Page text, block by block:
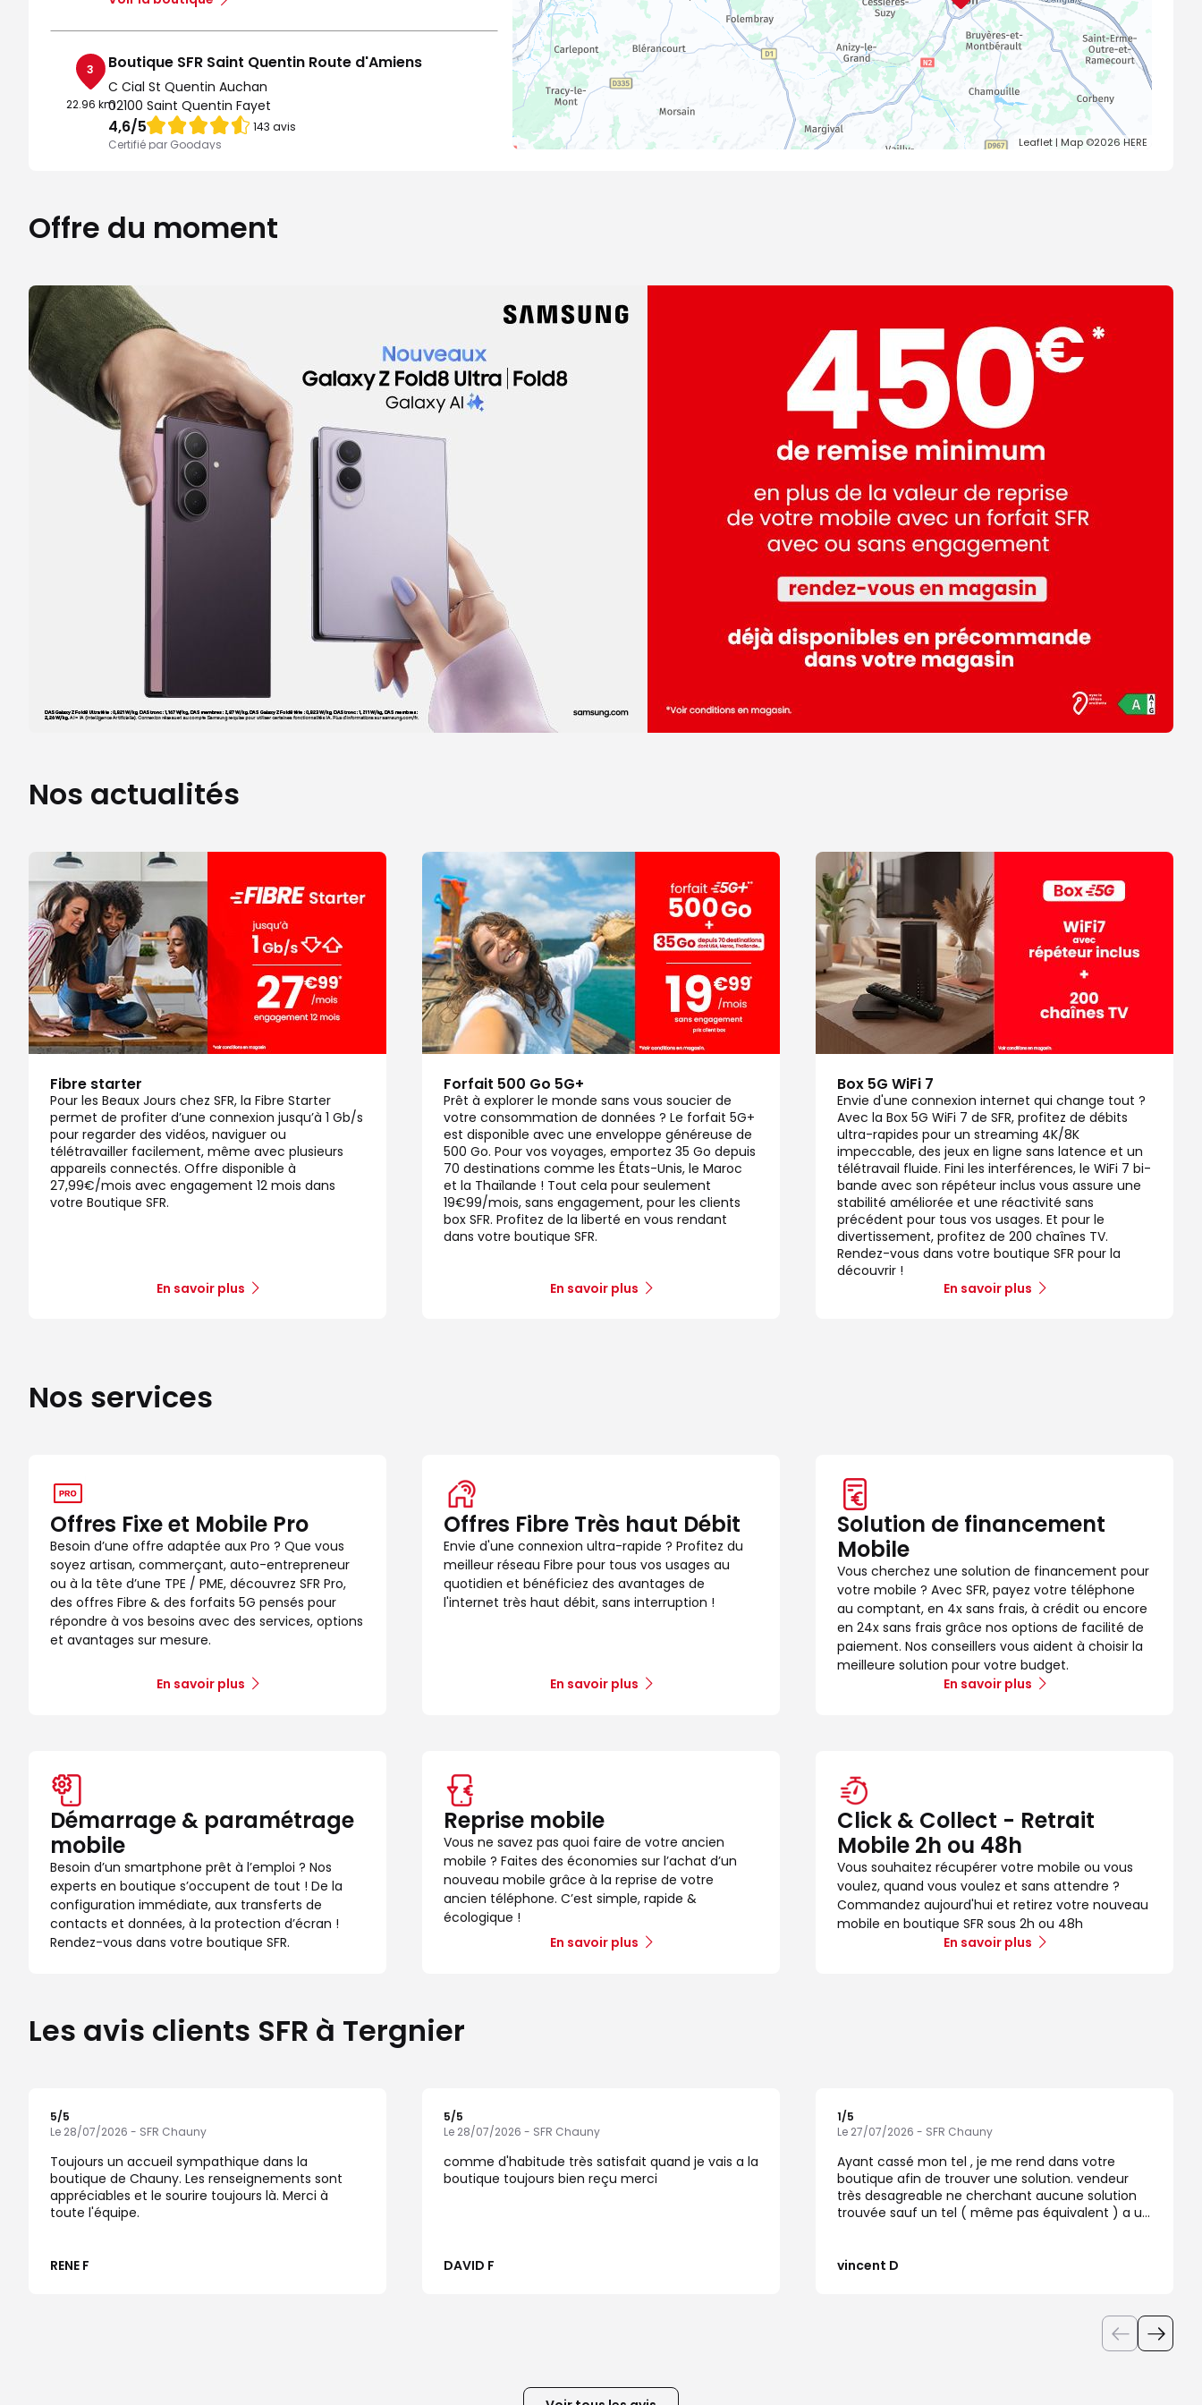
3
22.96 km
Boutique SFR Saint Quentin Route d'Amiens
C Cial St Quentin Auchan
02100 Saint Quentin Fayet
4,6/5Note de 4.6 sur 5
143 avis
Certifié par Goodays
Voir la boutique
4
25.94 km
Boutique SFR Laon
C Cial Carrefour
02000 Laon
4,7 Note de 4.7 sur 5
Certifié par Goodays
Ouvert de 09:30 - 19:30
Itinéraire
Prendre rendez-vous
Voir la boutique
Leaflet| Map ©2026 HERE
Offre du moment
Nos actualités
Fibre starter
Pour les Beaux Jours chez SFR, la Fibre Starter
permet de profiter d’une connexion jusqu’à 1 Gb/s
pour regarder des vidéos, naviguer ou
télétravailler facilement, même avec plusieurs
appareils connectés. Offre disponible à
27,99€/mois avec engagement 12 mois dans
votre Boutique SFR.
En savoir plus
Forfait 500 Go 5G+
Prêt à explorer le monde sans vous soucier de
votre consommation de données ? Le forfait 5G+
est disponible avec une enveloppe généreuse de
500 Go. Pour vos voyages, emportez 35 Go depuis
70 destinations comme les États-Unis, le Maroc
et la Thaïlande ! Tout cela pour seulement
19€99/mois, sans engagement, pour les clients
box SFR. Profitez de la liberté en vous rendant
dans votre boutique SFR.
En savoir plus
Box 5G WiFi 7
Envie d'une connexion internet qui change tout ?
Avec la Box 5G WiFi 7 de SFR, profitez de débits
ultra-rapides pour un streaming 4K/8K
impeccable, des jeux en ligne sans latence et un
télétravail fluide. Fini les interférences, le WiFi 7 bi-
bande avec son répéteur inclus vous assure une
stabilité améliorée et une réactivité sans
précédent pour tous vos usages. Et pour le
divertissement, profitez de 200 chaînes TV.
Rendez-vous dans votre boutique SFR pour la
découvrir !
En savoir plus
Nos services
Offres Fixe et Mobile Pro
Besoin d’une offre adaptée aux Pro ? Que vous
soyez artisan, commerçant, auto-entrepreneur
ou à la tête d’une TPE / PME, découvrez SFR Pro,
des offres Fibre & des forfaits 5G pensés pour
répondre à vos besoins avec des services, options
et avantages sur mesure.
En savoir plus
Offres Fibre Très haut Débit
Envie d'une connexion ultra-rapide ? Profitez du
meilleur réseau Fibre pour tous vos usages au
quotidien et bénéficiez des avantages de
l'internet très haut débit, sans interruption !
En savoir plus
Solution de financement
Mobile
Vous cherchez une solution de financement pour
votre mobile ? Avec SFR, payez votre téléphone
au comptant, en 4x sans frais, à crédit ou encore
en 24x sans frais grâce nos options de facilité de
paiement. Nos conseillers vous aident à choisir la
meilleure solution pour votre budget.
En savoir plus
Démarrage & paramétrage
mobile
Besoin d’un smartphone prêt à l’emploi ? Nos
experts en boutique s’occupent de tout ! De la
configuration immédiate, aux transferts de
contacts et données, à la protection d’écran !
Rendez-vous dans votre boutique SFR.
Reprise mobile
Vous ne savez pas quoi faire de votre ancien
mobile ? Faites des économies sur l’achat d’un
nouveau mobile grâce à la reprise de votre
ancien téléphone. C’est simple, rapide &
écologique !
En savoir plus
Click & Collect - Retrait
Mobile 2h ou 48h
Vous souhaitez récupérer votre mobile ou vous
voulez, quand vous voulez et sans attendre ?
Commandez aujourd'hui et retirez votre nouveau
mobile en boutique SFR sous 2h ou 48h
En savoir plus
Les avis clients SFR à Tergnier
5/5
Le 28/07/2026 - SFR Chauny
Toujours un accueil sympathique dans la
boutique de Chauny. Les renseignements sont
appréciables et le sourire toujours là. Merci à
toute l'équipe.
RENE F
5/5
Le 28/07/2026 - SFR Chauny
comme d'habitude très satisfait quand je vais a la
boutique toujours bien reçu merci
DAVID F
1/5
Le 27/07/2026 - SFR Chauny
Ayant cassé mon tel , je me rend dans votre
boutique afin de trouver une solution. vendeur
très desagreable ne cherchant aucune solution
trouvée sauf un tel ( même pas équivalent ) a un
geste et non un tel à 500€.
vincent D